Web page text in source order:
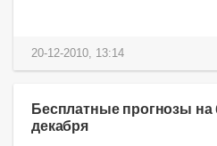
20-12-2010, 13:14
Бесплатные прогнозы на
декабря